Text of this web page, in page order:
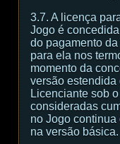
3.7. A licença
Jogo é
do pagamento
para ela nos
momento da
versão estendida
Licenciante sob
consideradas
no Jogo
na versão básica.